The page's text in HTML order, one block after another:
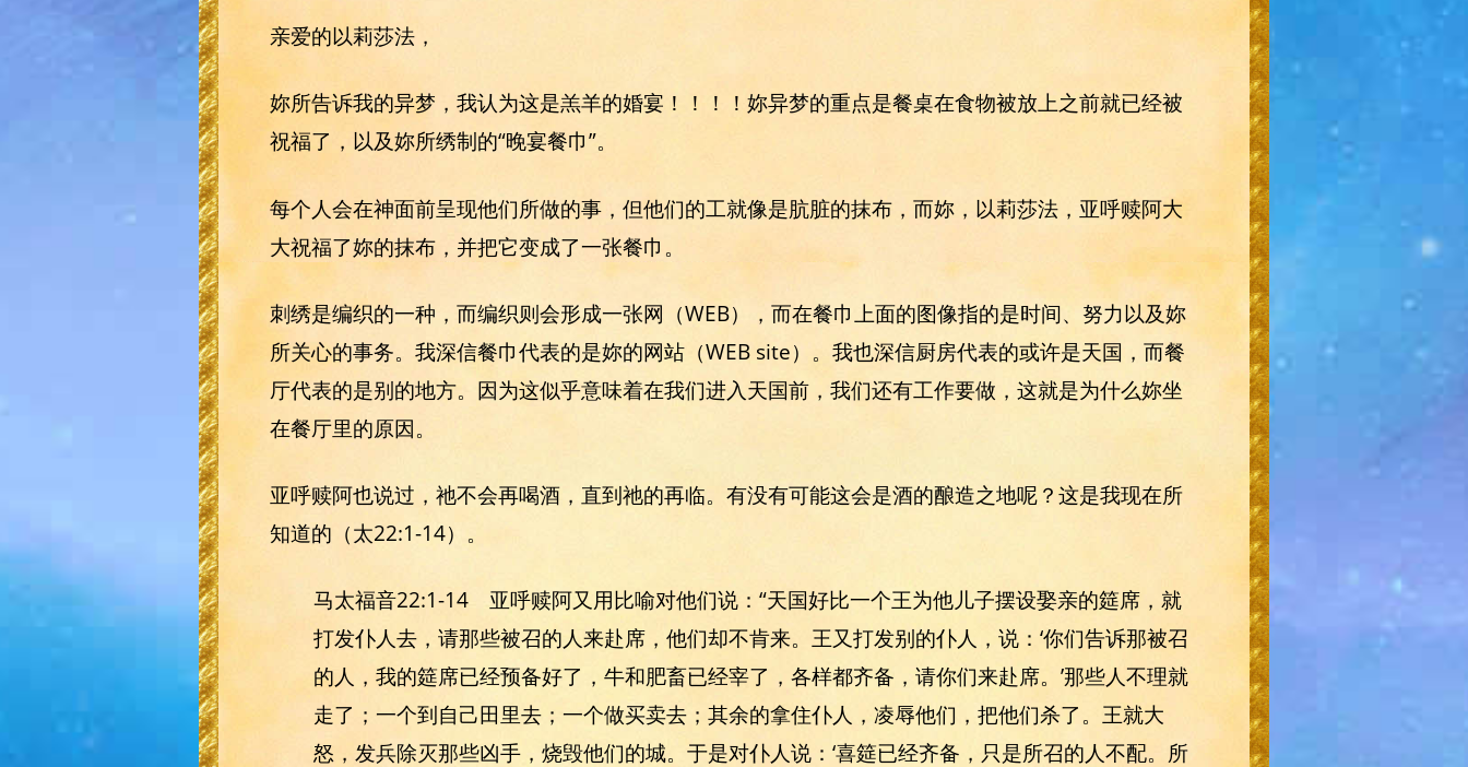
亲爱的以莉莎法，
妳所告诉我的异梦，我认为这是羔羊的婚宴！！！！妳异梦的重点是餐桌在食物被放上之前就已经被
祝福了，以及妳所绣制的“晚宴餐巾”。
每个人会在神面前呈现他们所做的事，但他们的工就像是肮脏的抹布，而妳，以莉莎法，亚呼赎阿大
大祝福了妳的抹布，并把它变成了一张餐巾。
刺绣是编织的一种，而编织则会形成一张网（WEB），而在餐巾上面的图像指的是时间、努力以及妳
所关心的事务。我深信餐巾代表的是妳的网站（WEB site）。我也深信厨房代表的或许是天国，而餐
厅代表的是别的地方。因为这似乎意味着在我们进入天国前，我们还有工作要做，这就是为什么妳坐
在餐厅里的原因。
亚呼赎阿也说过，祂不会再喝酒，直到祂的再临。有没有可能这会是酒的酿造之地呢？这是我现在所
知道的（太22:1-14）。
马太福音22:1-14 亚呼赎阿又用比喻对他们说：“天国好比一个王为他儿子摆设娶亲的筵席，就
打发仆人去，请那些被召的人来赴席，他们却不肯来。王又打发别的仆人，说：‘你们告诉那被召
的人，我的筵席已经预备好了，牛和肥畜已经宰了，各样都齐备，请你们来赴席。’那些人不理就
走了；一个到自己田里去；一个做买卖去；其余的拿住仆人，凌辱他们，把他们杀了。王就大
怒，发兵除灭那些凶手，烧毁他们的城。于是对仆人说：‘喜筵已经齐备，只是所召的人不配。所